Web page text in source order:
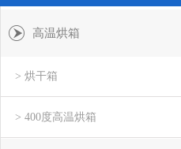
高温烘箱
> 烘干箱
> 400度高温烘箱